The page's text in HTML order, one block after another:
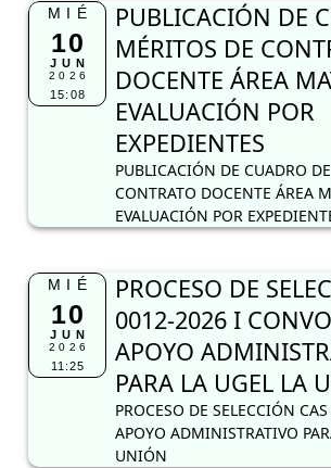
MIÉ
10
JUN
2026
15:08
PUBLICACIÓN DE
MÉRITOS DE
DOCENTE ÁREA
EVALUACIÓN POR
EXPEDIENTES
PUBLICACIÓN DE CUADRO
CONTRATO DOCENTE ÁREA
EVALUACIÓN POR
MIÉ
10
JUN
2026
11:25
PROCESO DE
0012-2026 I
APOYO
PARA LA UGEL LA
PROCESO DE SELECCIÓN
APOYO ADMINISTRATIVO
UNIÓN